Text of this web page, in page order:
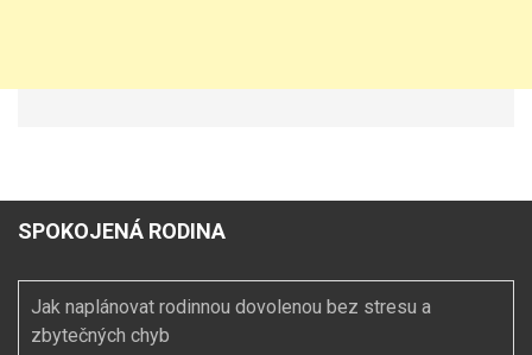
SPOKOJENÁ RODINA
Jak naplánovat rodinnou dovolenou bez stresu a
zbytečných chyb